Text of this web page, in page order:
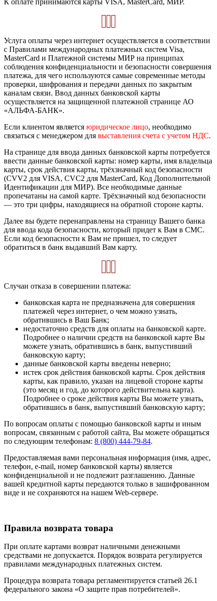
К оплате принимаются карты VISA, MasterCard, МИР.
Услуга оплаты через интернет осуществляется в соответствии
с Правилами международных платежных систем Visa,
MasterCard и Платежной системы МИР на принципах
соблюдения конфиденциальности и безопасности совершения
платежа, для чего используются самые современные методы
проверки, шифрования и передачи данных по закрытым
каналам связи. Ввод данных банковской карты
осуществляется на защищенной платежной странице АО
«АЛЬФА-БАНК».
Если клиентом является юридическое лицо, необходимо
связаться с менеджером для выставления счета с учетом НДС.
На странице для ввода данных банковской карты потребуется
ввести данные банковской карты: номер карты, имя владельца
карты, срок действия карты, трёхзначный код безопасности
(CVV2 для VISA, CVC2 для MasterCard, Код Дополнительной
Идентификации для МИР). Все необходимые данные
пропечатаны на самой карте. Трёхзначный код безопасности
— это три цифры, находящиеся на обратной стороне карты.
Далее вы будете перенаправлены на страницу Вашего банка
для ввода кода безопасности, который придет к Вам в СМС.
Если код безопасности к Вам не пришел, то следует
обратиться в банк выдавший Вам карту.
Случаи отказа в совершении платежа:
банковская карта не предназначена для совершения
платежей через интернет, о чем можно узнать,
обратившись в Ваш Банк;
недостаточно средств для оплаты на банковской карте.
Подробнее о наличии средств на банковской карте Вы
можете узнать, обратившись в банк, выпустивший
банковскую карту;
данные банковской карты введены неверно;
истек срок действия банковской карты. Срок действия
карты, как правило, указан на лицевой стороне карты
(это месяц и год, до которого действительна карта).
Подробнее о сроке действия карты Вы можете узнать,
обратившись в банк, выпустивший банковскую карту;
По вопросам оплаты с помощью банковской карты и иным
вопросам, связанным с работой сайта, Вы можете обращаться
по следующим телефонам: 8 (800) 444-79-84.
Предоставляемая вами персональная информация (имя, адрес,
телефон, e-mail, номер банковской карты) является
конфиденциальной и не подлежит разглашению. Данные
вашей кредитной карты передаются только в зашифрованном
виде и не сохраняются на нашем Web-сервере.
Правила возврата товара
При оплате картами возврат наличными денежными
средствами не допускается. Порядок возврата регулируется
правилами международных платежных систем.
Процедура возврата товара регламентируется статьей 26.1
федерального закона «О защите прав потребителей».